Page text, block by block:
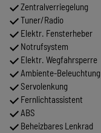
Zentralverriegelung
Tuner/Radio
Elektr. Fensterheber
Notrufsystem
Elektr. Wegfahrsperre
Ambiente-Beleuchtung
Servolenkung
Fernlichtassistent
ABS
Beheizbares Lenkrad